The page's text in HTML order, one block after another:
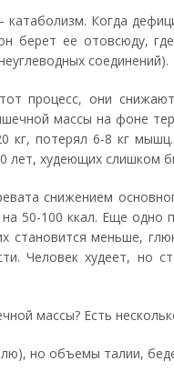
Когда
берет ее отовсюду,
соединений).
процесс, они
массы на фоне
кг, потерял 6-8 кг
лет, худеющих слишком
снижением
50-100 ккал. Еще
меньше,
Человек худеет, но
массы? Есть
но объемы талии,